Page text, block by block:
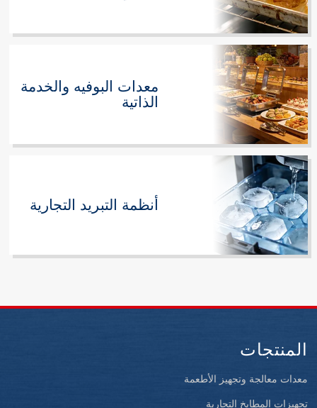
معدات البوفيه والخدمة
الذاتية
أنظمة التبريد التجارية
المنتجات
معدات معالجة وتجهيز الأطعمة
تجهيزات المطابخ التجارية